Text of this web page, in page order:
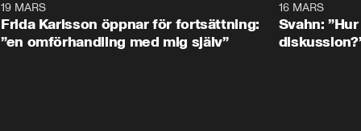
19 MARS
Frida Karlsson öppnar för fortsättning:
”en omförhandling med mig själv”
16 MARS
Svahn: